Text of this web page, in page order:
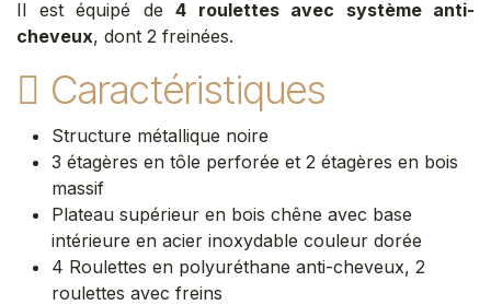
Il est équipé de 4 roulettes avec système anti-
cheveux, dont 2 freinées.
Caractéristiques
Structure métallique noire
3 étagères en tôle perforée et 2 étagères en bois
massif
Plateau supérieur en bois chêne avec base
intérieure en acier inoxydable couleur dorée
4 Roulettes en polyuréthane anti-cheveux, 2
roulettes avec freins​